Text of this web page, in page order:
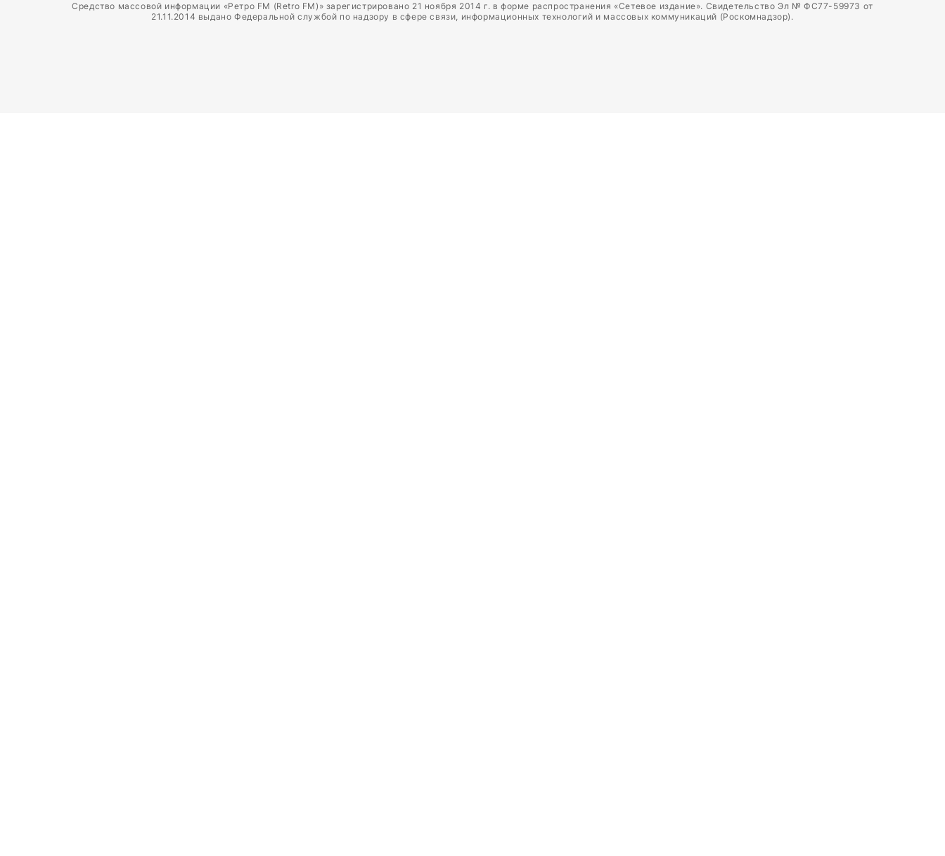
Средство массовой информации «Ретро FM (Retro FM)» зарегистрировано 21 ноября 2014 г. в форме распространения «Сетевое издание». Свидетельство Эл № ФС77-59973 от
21.11.2014 выдано Федеральной службой по надзору в сфере связи, информационных технологий и массовых коммуникаций (Роскомнадзор).